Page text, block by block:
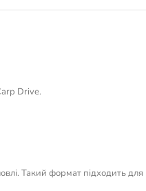
Drive.
Такий формат підходить для